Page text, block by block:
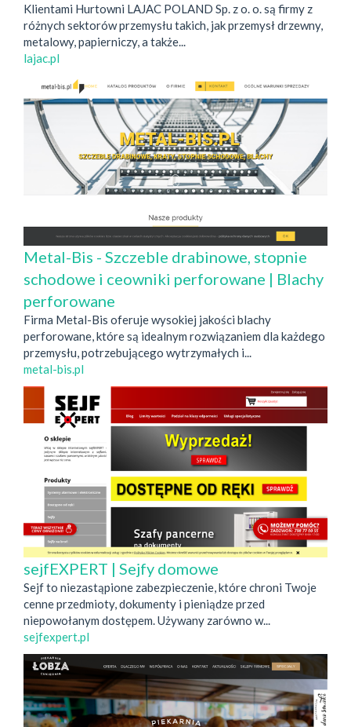
Klientami Hurtowni LAJAC POLAND Sp. z o. o. są firmy z
różnych sektorów przemysłu takich, jak przemysł drzewny,
metalowy, papierniczy, a także...
lajac.pl
Metal-Bis - Szczeble drabinowe, stopnie
schodowe i ceowniki perforowane | Blachy
perforowane
Firma Metal-Bis oferuje wysokiej jakości blachy
perforowane, które są idealnym rozwiązaniem dla każdego
przemysłu, potrzebującego wytrzymałych i...
metal-bis.pl
sejfEXPERT | Sejfy domowe
Sejf to niezastąpione zabezpieczenie, które chroni Twoje
cenne przedmioty, dokumenty i pieniądze przed
niepowołanym dostępem. Używany zarówno w...
sejfexpert.pl